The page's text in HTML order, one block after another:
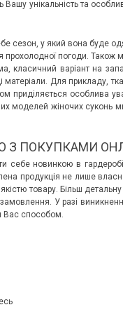
унікальність та
сезон, у який вона буде
прохолодної погоди.
класичний варіант на
Для прикладу,
приділяється особлива
моделей жіночих суконь
З ПОКУПКАМИ
новинкою в
продукція не лише
товару. Більш
У разі
Вас способом.